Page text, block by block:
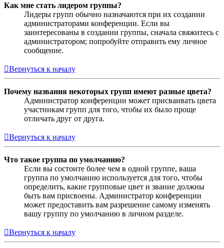
Как мне стать лидером группы?
Лидеры групп обычно назначаются при их создании
администраторами конференции. Если вы
заинтересованы в создании группы, сначала свяжитесь с
администратором; попробуйте отправить ему личное
сообщение.
Вернуться к началу
Почему названия некоторых групп имеют разные цвета?
Администратор конференции может присваивать цвета
участникам групп для того, чтобы их было проще
отличать друг от друга.
Вернуться к началу
Что такое группа по умолчанию?
Если вы состоите более чем в одной группе, ваша
группа по умолчанию используется для того, чтобы
определить, какие групповые цвет и звание должны
быть вам присвоены. Администратор конференции
может предоставить вам разрешение самому изменять
вашу группу по умолчанию в личном разделе.
Вернуться к началу